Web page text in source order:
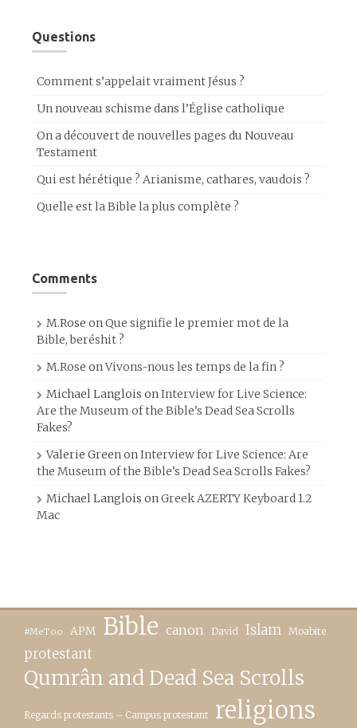
Questions
Comment s’appelait vraiment Jésus ?
Un nouveau schisme dans l’Église catholique
On a découvert de nouvelles pages du Nouveau
Testament
Qui est hérétique ? Arianisme, cathares, vaudois ?
Quelle est la Bible la plus complète ?
Comments
M.Rose onQue signifie le premier mot de la
Bible, beréshit ?
M.Rose onVivons-nous les temps de la fin ?
Michael Langlois onInterview for Live Science:
Are the Museum of the Bible’s Dead Sea Scrolls
Fakes?
Valerie GreenonInterview for Live Science: Are
the Museum of the Bible’s Dead Sea Scrolls Fakes?
Michael Langlois onGreek AZERTY Keyboard 1.2
Mac
#MeToo APM Bible canon David Islam Moabite
protestant
Qumrân and Dead Sea Scrolls
Regards protestants – Campus protestant religions